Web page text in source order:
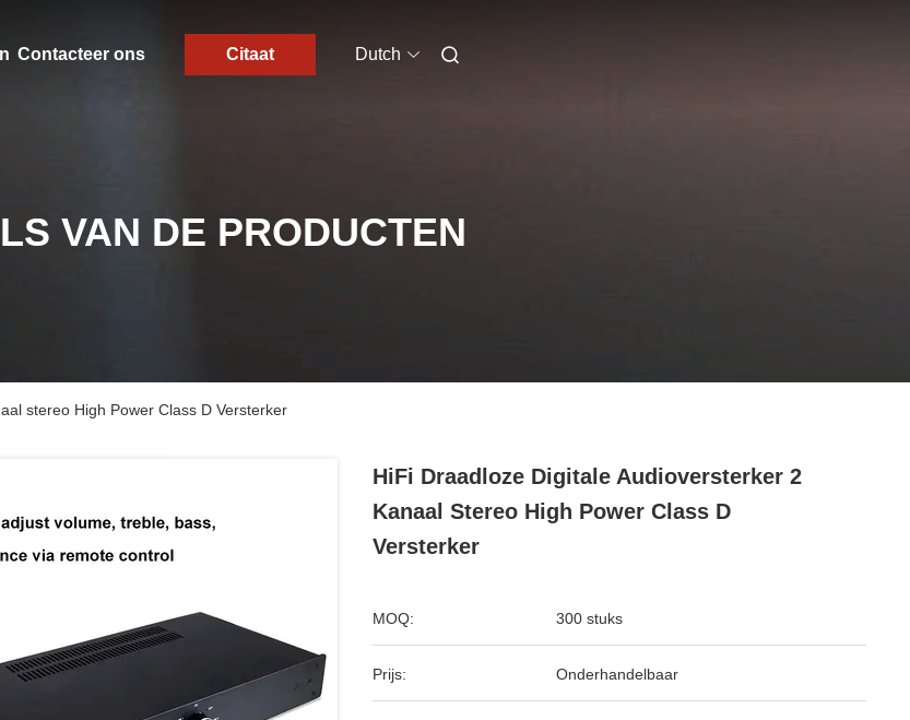
Contacteer ons Citaat Dutch
VAN DE PRODUCTEN
stereo High Power Class D Versterker
HiFi Draadloze Digitale Audioversterker 2
Kanaal Stereo High Power Class D
Versterker
MOQ: 300 stuks
Prijs: Onderhandelbaar